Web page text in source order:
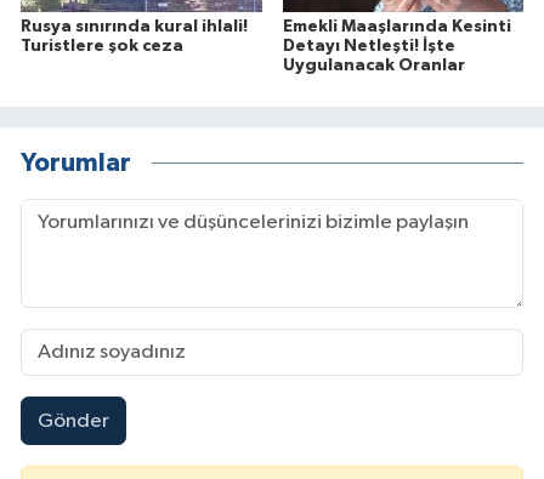
Rusya sınırında kural ihlali!
Turistlere şok ceza
Emekli Maaşlarında Kesinti
Detayı Netleşti! İşte
Uygulanacak Oranlar
Yorumlar
Gönder